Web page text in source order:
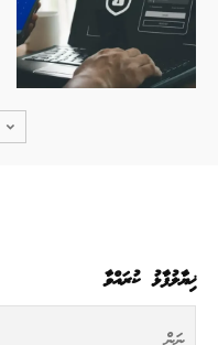
ޚިޔާލުފާޅު ކުރައްވާ